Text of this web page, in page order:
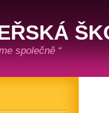
společně “